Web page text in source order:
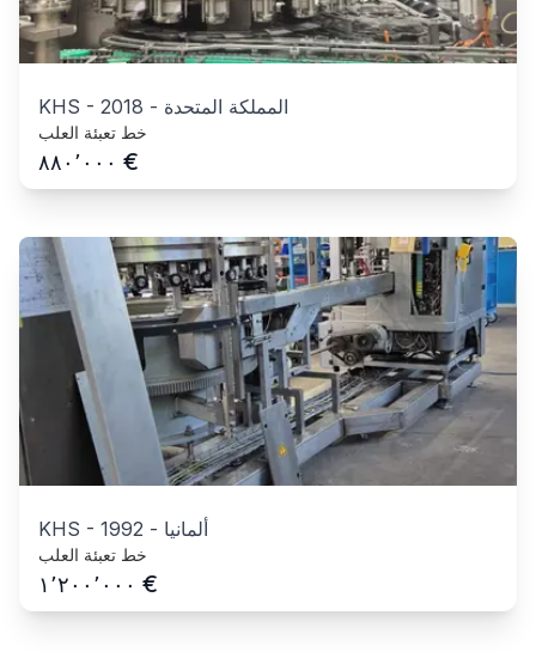
KHS - 2018 - المملكة المتحدة
خط تعبئة العلب
٨٨٠٬٠٠٠ €
KHS - 1992 - ألمانيا
خط تعبئة العلب
١٬٢٠٠٬٠٠٠ €